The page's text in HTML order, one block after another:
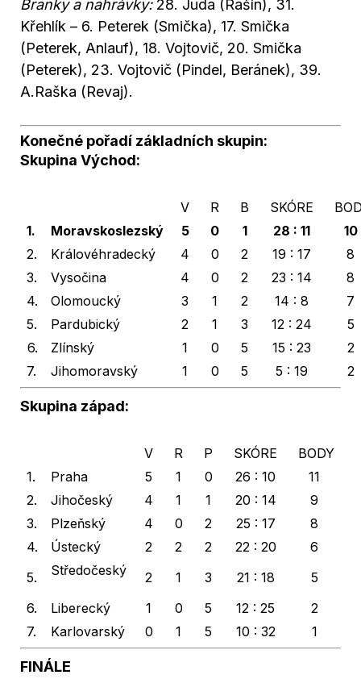
Branky a nahrávky: 28. Juda (Rašín), 31.
Křehlík – 6. Peterek (Smička), 17. Smička
(Peterek, Anlauf), 18. Vojtovič, 20. Smička
(Peterek), 23. Vojtovič (Pindel, Beránek), 39.
A.Raška (Revaj).
Konečné pořadí základních skupin:
Skupina Východ:
V R B SKÓRE
1.
Moravskoslezský 5 0 1 28 : 11
10
2.
Královéhradecký 4 0 2 19 : 17
8
3.
Vysočina 4 0 2 23 : 14
8
4.
Olomoucký 3 1 2 14 : 8
7
5.
Pardubický 2 1 3 12 : 24
5
6.
Zlínský 1 0 5 15 : 23
2
7.
Jihomoravský 1 0 5 5 : 19 2
Skupina západ:
V R P SKÓRE
BODY
1.
Praha 5 1 0 26 : 10
11
2.
Jihočeský 4 1 1 20 : 14
9
3.
Plzeňský 4 0 2 25 : 17
8
4.
Ústecký 2 2 2 22 : 20
6
5.
Středočeský 2 1 3 21 : 18
5
6.
Liberecký 1 0 5 12 : 25
2
7.
Karlovarský 0 1 5 10 : 32 1
FINÁLE